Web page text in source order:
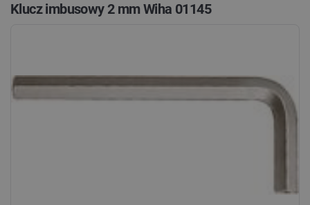
Klucz imbusowy 2 mm Wiha 01145